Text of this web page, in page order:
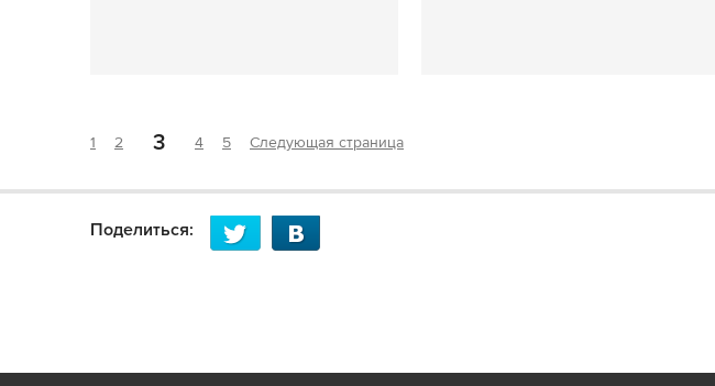
1 2 3 4 5 Следующая страница
Поделиться: